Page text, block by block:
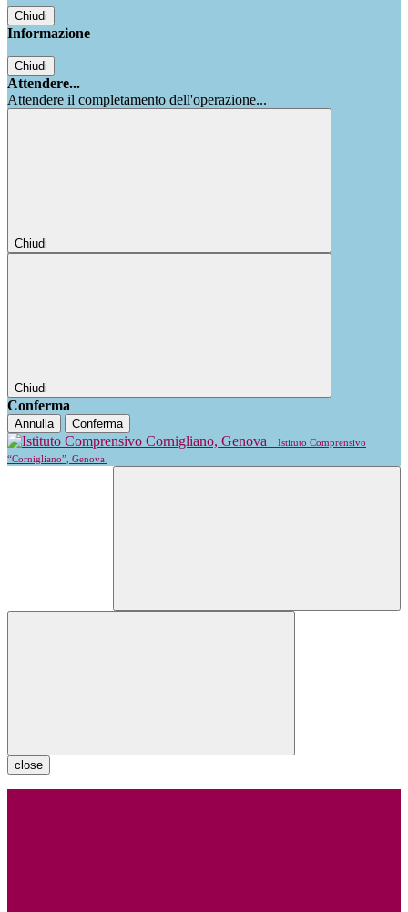
Chiudi
Informazione
Chiudi
Attendere...
Attendere il completamento dell'operazione...
Chiudi
Chiudi
Conferma
Annulla Conferma
Istituto Comprensivo
“Cornigliano”, Genova
close